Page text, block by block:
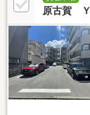
原古賀